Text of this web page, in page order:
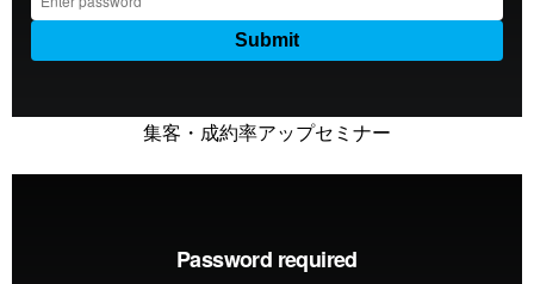
集客・成約率アップセミナー